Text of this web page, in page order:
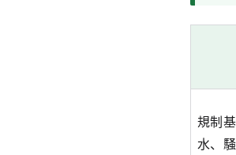
規制
水、